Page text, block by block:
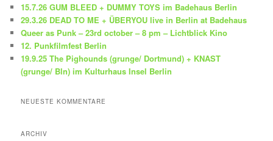
n
15.7.26 GUM BLEED + DUMMY TOYS im Badehaus Berlin
29.3.26 DEAD TO ME + ÜBERYOU live in Berlin at Badehaus
Queer as Punk – 23rd october – 8 pm – Lichtblick Kino
12. Punkfilmfest Berlin
19.9.25 The Pighounds (grunge/ Dortmund) + KNAST
(grunge/ Bln) im Kulturhaus Insel Berlin
NEUESTE KOMMENTARE
ARCHIV